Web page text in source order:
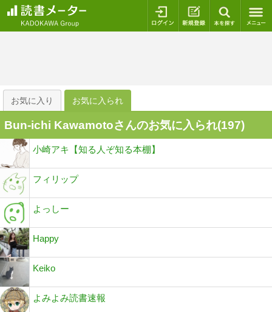
ログイン 新規登録
お気に入り お気に入られ
Bun-ichi Kawamotoさんのお気に入られ(197)
小崎アキ【知る人ぞ知る本棚】
フィリップ
よっしー
Happy
Keiko
よみよみ読書速報